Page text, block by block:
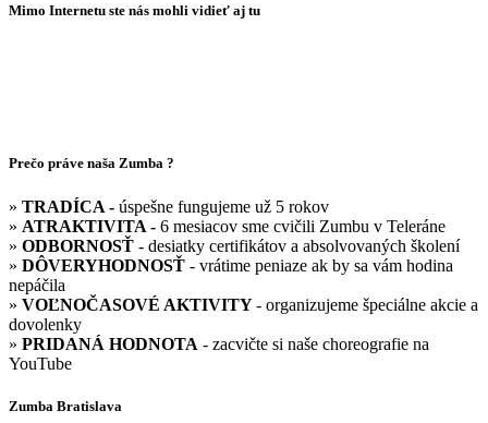
Mimo Internetu ste nás mohli vidieť aj tu
Prečo práve naša Zumba ?
» TRADÍCA - úspešne fungujeme už 5 rokov
» ATRAKTIVITA - 6 mesiacov sme cvičili Zumbu v Teleráne
» ODBORNOSŤ - desiatky certifikátov a absolvovaných školení
» DÔVERYHODNOSŤ - vrátime peniaze ak by sa vám hodina
nepáčila
» VOĽNOČASOVÉ AKTIVITY- organizujeme špeciálne akcie a
dovolenky
» PRIDANÁ HODNOTA - zacvičte si naše choreografie na
YouTube
Zumba Bratislava